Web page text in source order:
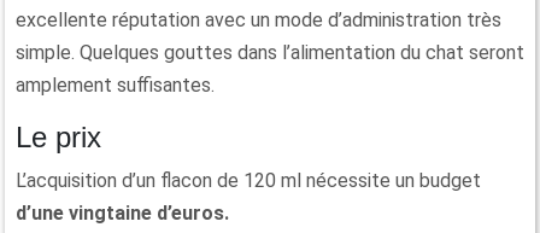
excellente réputation avec un mode d’administration très
simple. Quelques gouttes dans l’alimentation du chat seront
amplement suffisantes.
Le prix
L’acquisition d’un flacon de 120 ml nécessite un budget
d’une vingtaine d’euros.